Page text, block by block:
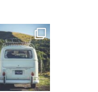
becombi
Sep 12
216
3